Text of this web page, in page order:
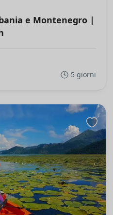
e Montenegro |
5 giorni